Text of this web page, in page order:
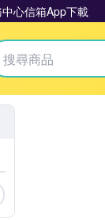
心信箱App下載
拍賣